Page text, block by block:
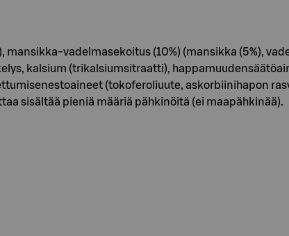
mansikka-vadelmasekoitus (10%) (mansikka (5%),
kalsium (trikalsiumsitraatti),
(tokoferoliuute, askorbiinihapon
sisältää pieniä määriä pähkinöitä (ei maapähkinää).